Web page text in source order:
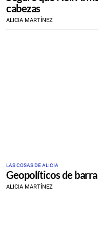
cabezas
ALICIA MARTÍNEZ
LAS COSAS DE ALICIA
Geopolíticos de barra
ALICIA MARTÍNEZ